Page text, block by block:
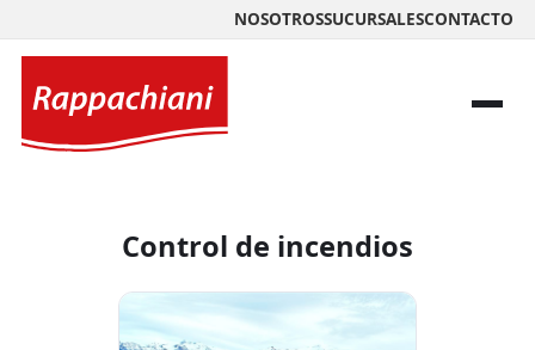
NOSOTROSSUCURSALESCONTACTO
Control de incendios